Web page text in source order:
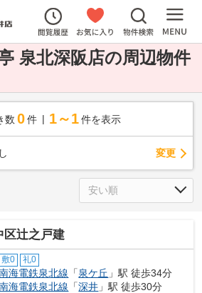
泉北深阪店の周辺物件
数 0 件 1～1 件を表示
変更
区辻之戸建
敷0 礼0
海電鉄泉北線 「泉ケ丘 」駅 徒歩34分
海電鉄泉北線 「深井 」駅 徒歩30分